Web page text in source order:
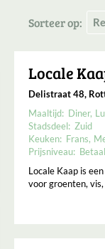
Sorteer op:
Locale
Delistraat 48,
Maaltijd: Diner
Stadsdeel: Zuid
Keuken: Frans
Prijsniveau:
Locale Kaap is
voor groenten,